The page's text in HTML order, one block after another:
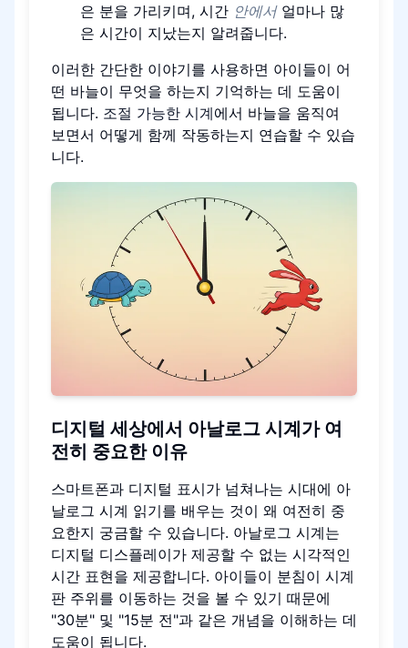
은 분을 가리키며, 시간 안에서얼마나 많
은 시간이 지났는지 알려줍니다.
이러한 간단한 이야기를 사용하면 아이들이 어
떤 바늘이 무엇을 하는지 기억하는 데 도움이
됩니다. 조절 가능한 시계에서 바늘을 움직여
보면서 어떻게 함께 작동하는지 연습할 수 있습
니다.
디지털 세상에서 아날로그 시계가 여
전히 중요한 이유
스마트폰과 디지털 표시가 넘쳐나는 시대에 아
날로그 시계 읽기를 배우는 것이 왜 여전히 중
요한지 궁금할 수 있습니다. 아날로그 시계는
디지털 디스플레이가 제공할 수 없는 시각적인
시간 표현을 제공합니다. 아이들이 분침이 시계
판 주위를 이동하는 것을 볼 수 있기 때문에
"30분" 및 "15분 전"과 같은 개념을 이해하는 데
도움이 됩니다.